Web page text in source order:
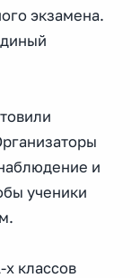
экзамена.
и
ученики
х классов